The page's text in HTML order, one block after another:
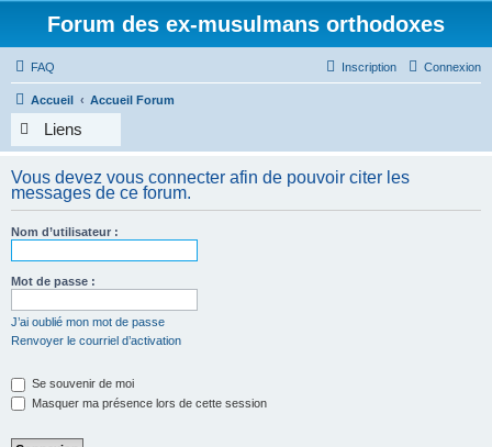
Forum des ex-musulmans orthodoxes
FAQ Connexion
Inscription
Accueil Accueil Forum
Liens
Vous devez vous connecter afin de pouvoir citer les
messages de ce forum.
Nom d’utilisateur :
Mot de passe :
J’ai oublié mon mot de passe
Renvoyer le courriel d’activation
Se souvenir de moi
Masquer ma présence lors de cette session